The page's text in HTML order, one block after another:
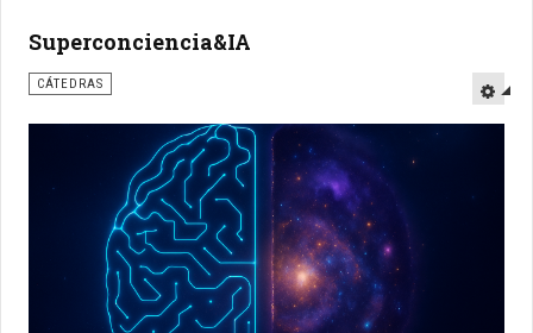
Superconciencia&IA
CÁTEDRAS